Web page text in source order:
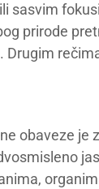
sasvim
prirode
obaveze je